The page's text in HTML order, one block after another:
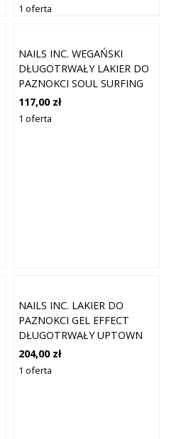
1 oferta
NAILS INC. WEGAŃSKI
DŁUGOTRWAŁY LAKIER DO
PAZNOKCI SOUL SURFING
14 ML
117,00 zł
1 oferta
NAILS INC. LAKIER DO
PAZNOKCI GEL EFFECT
DŁUGOTRWAŁY UPTOWN
COLOR 14 ML
204,00 zł
1 oferta